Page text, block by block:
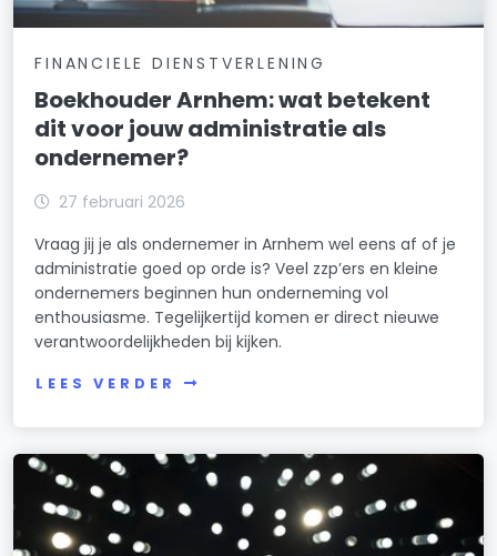
FINANCIELE DIENSTVERLENING
Boekhouder Arnhem: wat betekent
dit voor jouw administratie als
ondernemer?
27 februari 2026
Vraag jij je als ondernemer in Arnhem wel eens af of je
administratie goed op orde is? Veel zzp’ers en kleine
ondernemers beginnen hun onderneming vol
enthousiasme. Tegelijkertijd komen er direct nieuwe
verantwoordelijkheden bij kijken.
LEES VERDER